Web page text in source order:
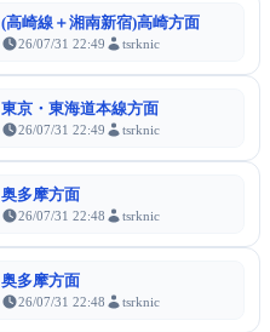
(高崎線＋湘南新宿)高崎方面
26/07/31 22:49 tsrknic
東京・東海道本線方面
26/07/31 22:49 tsrknic
奥多摩方面
26/07/31 22:48 tsrknic
奥多摩方面
26/07/31 22:48 tsrknic